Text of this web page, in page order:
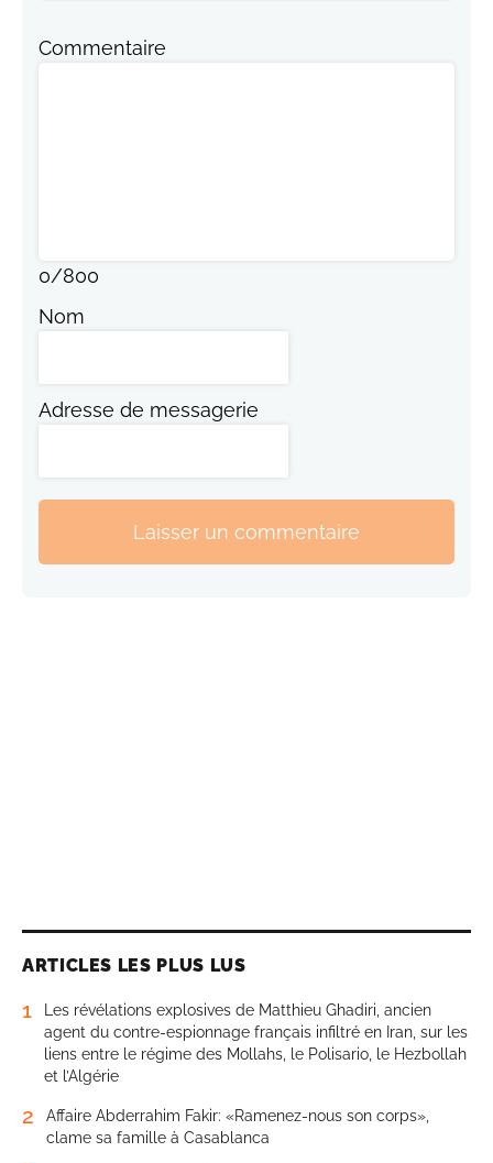
Commentaire
0/800
Nom
Adresse de messagerie
Laisser un commentaire
ARTICLES LES PLUS LUS
1
Les révélations explosives de Matthieu Ghadiri, ancien
agent du contre-espionnage français infiltré en Iran, sur les
liens entre le régime des Mollahs, le Polisario, le Hezbollah
et l’Algérie
2
Affaire Abderrahim Fakir: «Ramenez-nous son corps»,
clame sa famille à Casablanca